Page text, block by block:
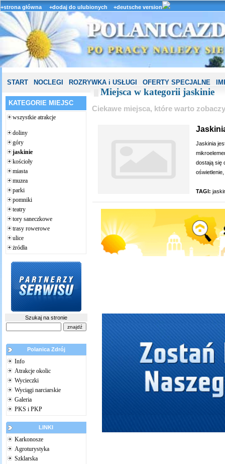
+strona główna +dodaj do ulubionych +deutsche version
START NOCLEGI ROZRYWKA i USŁUGI OFERTY SPECJALNE
KATEGORIE MIEJSC
wszystkie atrakcje
doliny
góry
jaskinie
kościoły
miasta
muzea
parki
pomniki
teatry
tory saneczkowe
trasy rowerowe
ulice
żródła
Szukaj na stronie
Polanica Zdrój
Info
Atrakcje okolic
Wycieczki
Wyciągi narciarskie
Galeria
PKS i PKP
LINKI
Karkonosze
Agroturystyka
Szklarska
Miejsca w kategorii jaskinie
Ciekawe miejsca, które warto
Jaskinia
dostają się
TAGI: